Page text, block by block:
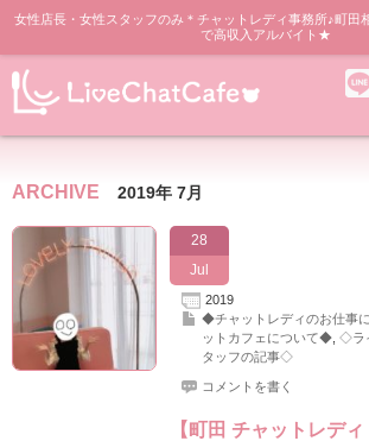
女性店長・女性スタッフのみ＊チャットレディ事務所♪町田
で高収入アルバイト★
ARCHIVE 2019年 7月
28
Jul
2019
◆チャットレディのお仕事
ットカフェについて◆, ◇ラ
タッフの記事◇
コメントを書く
【町田 チャットレデ